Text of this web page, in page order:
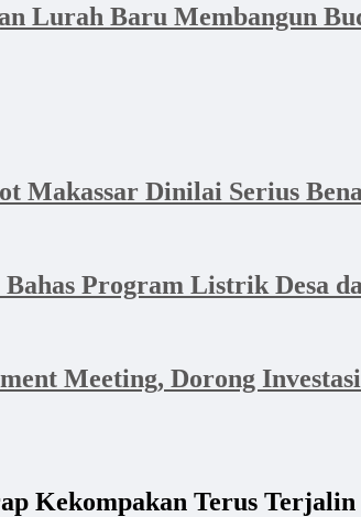
Lurah Baru Membangun
Makassar Dinilai Serius
Program Listrik Desa
Meeting, Dorong Investasi
Kekompakan Terus Terjalin